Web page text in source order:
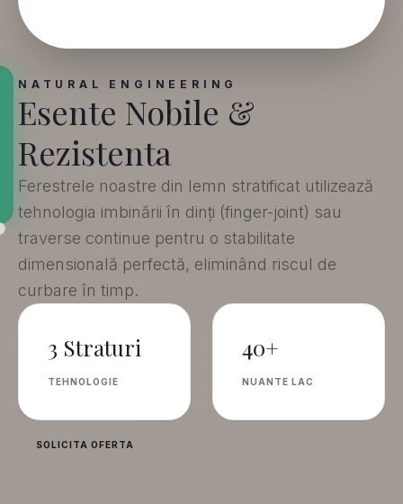
NATURAL ENGINEERING
Esente Nobile &
Rezistenta
Ferestrele noastre din lemn stratificat utilizează
tehnologia imbinării în dinți (finger-joint) sau
traverse continue pentru o stabilitate
dimensională perfectă, eliminând riscul de
curbare în timp.
3 Straturi
TEHNOLOGIE
40+
NUANTE LAC
SOLICITA OFERTA